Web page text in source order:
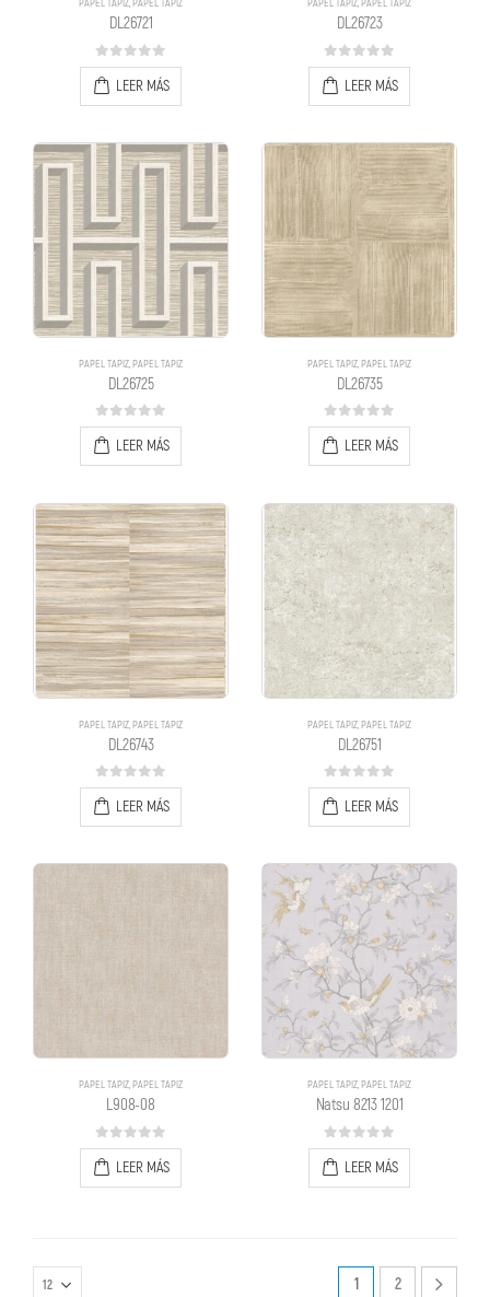
PAPEL TAPIZ, PAPEL TAPIZ
DL26721
0out of 5
LEER MÁS
PAPEL TAPIZ, PAPEL TAPIZ
DL26723
0out of 5
LEER MÁS
PAPEL TAPIZ,PAPEL TAPIZ
DL26725
0out of 5
LEER MÁS
PAPEL TAPIZ,PAPEL TAPIZ
DL26735
0out of 5
LEER MÁS
PAPEL TAPIZ,PAPEL TAPIZ
DL26743
0out of 5
LEER MÁS
PAPEL TAPIZ,PAPEL TAPIZ
DL26751
0out of 5
LEER MÁS
PAPEL TAPIZ, PAPEL TAPIZ
L908-08
0out of 5
LEER MÁS
PAPEL TAPIZ, PAPEL TAPIZ
Natsu 8213 1201
0out of 5
LEER MÁS
1 2